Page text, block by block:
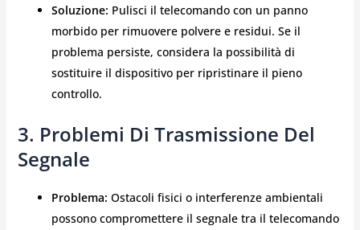
Soluzione: Pulisci il telecomando con un panno
morbido per rimuovere polvere e residui. Se il
problema persiste, considera la possibilità di
sostituire il dispositivo per ripristinare il pieno
controllo.
3. Problemi Di Trasmissione Del
Segnale
Problema: Ostacoli fisici o interferenze ambientali
possono compromettere il segnale tra il telecomando